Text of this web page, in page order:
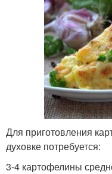
Для приготовления
духовке потребуется:
3-4 картофелины